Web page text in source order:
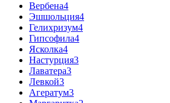
Вербена4
Эшшольция4
Гелихризум4
Гипсофила4
Ясколка4
Настурция3
Лаватера3
Левкой3
Агератум3